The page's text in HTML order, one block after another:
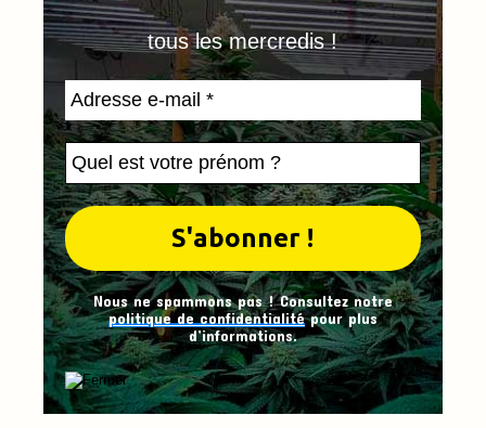
tous les mercredis !
Nous ne spammons pas ! Consultez notre
politique de confidentialitépour plus
d’informations.